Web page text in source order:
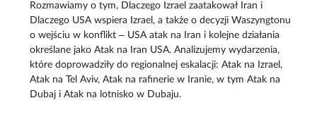
Rozmawiamy o tym, Dlaczego Izrael zaatakował Iran i
Dlaczego USA wspiera Izrael, a także o decyzji Waszyngtonu
o wejściu w konflikt – USA atak na Iran i kolejne działania
określane jako Atak na Iran USA. Analizujemy wydarzenia,
które doprowadziły do regionalnej eskalacji: Atak na Izrael,
Atak na Tel Aviv, Atak na rafinerie w Iranie, w tym Atak na
Dubaj i Atak na lotnisko w Dubaju.